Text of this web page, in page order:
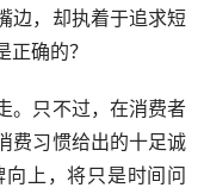
边，却执着于追求短
确的？
。只不过，在消费者
费习惯给出的十足诚
上，将只是时间问